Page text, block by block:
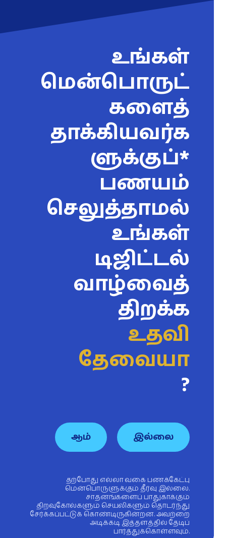
உங்கள்
மென்பொருட்
களைத்
தாக்கியவர்க
ளுக்குப்*
பணயம்
செலுத்தாமல்
உங்கள்
டிஜிட்டல்
வாழ்வைத்
திறக்க
உதவி
தேவையா
?
ஆம் இல்லை
தற்போது எல்லா வகை பணக்கேட்பு
மென்பொருளுக்கும் தீர்வு இல்லை.
சாதனங்களைப் பாதுகாக்கும்
திறவுகோல்களும் செயலிகளும் தொடர்ந்து
சேர்க்கப்பட்டுக் கொண்டிருகின்றன. அவற்றை
அடிக்கடி இத்தளத்தில் தேடிப்
பார்த்துக்கொள்ளவும்.